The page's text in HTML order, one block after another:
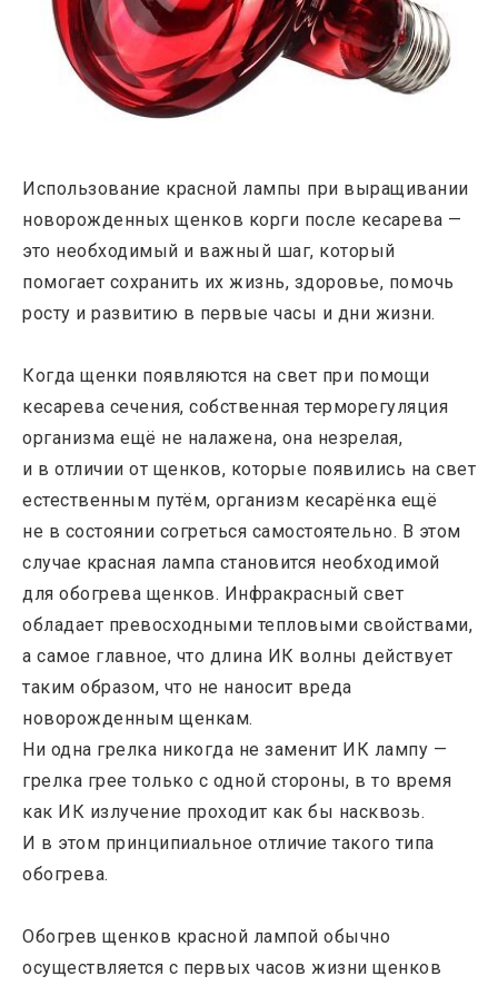
Использование красной лампы при выращивании
новорожденных щенков корги после кесарева —
это необходимый и важный шаг, который
помогает сохранить их жизнь, здоровье, помочь
росту и развитию в первые часы и дни жизни.
Когда щенки появляются на свет при помощи
кесарева сечения, собственная терморегуляция
организма ещё не налажена, она незрелая,
и в отличии от щенков, которые появились на свет
естественным путём, организм кесарёнка ещё
не в состоянии согреться самостоятельно. В этом
случае красная лампа становится необходимой
для обогрева щенков. Инфракрасный свет
обладает превосходными тепловыми свойствами,
а самое главное, что длина ИК волны действует
таким образом, что не наносит вреда
новорожденным щенкам.
Ни одна грелка никогда не заменит ИК лампу —
грелка грее только с одной стороны, в то время
как ИК излучение проходит как бы насквозь.
И в этом принципиальное отличие такого типа
обогрева.
Обогрев щенков красной лампой обычно
осуществляется с первых часов жизни щенков